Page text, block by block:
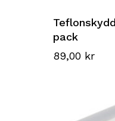
pack
89,00 kr